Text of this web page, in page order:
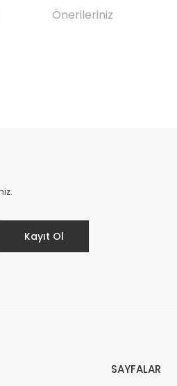
Önerileriniz
Kayıt Ol
SAYFALAR